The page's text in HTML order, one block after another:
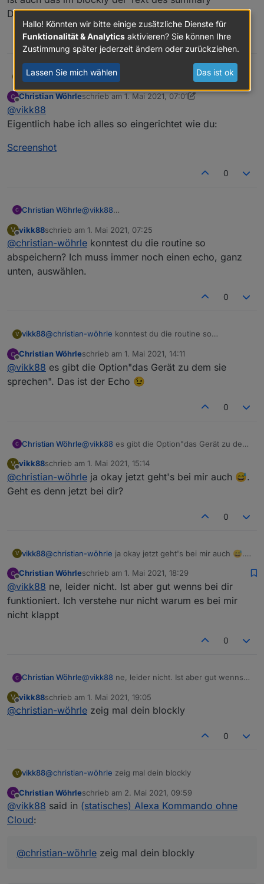
nächsten Schritt nun, ob
summary="ist die wäsche fertig".
Wenn ja, dann führt eure Aktion
aus. Bei mir wird über "speak"
eine Antwort ausgegeben (siehe
Bild). Achtung: das Kommando
muss komplett klein geschrieben
werden!
Datenpunktes alles klein geschrieben ist.
0
vikk88@ christian-wöhrlehast du bei der routine die
benutzerdefinierte Aktion auf Stopp eingestellt? Wichtig
ist auch das im blockly der Text des summary
Offline
Christian Wöhrleschrieb am 1. Mai 2021, 07:01
zuletzt editiert von Christian Wöhrle
@vikk88
Eigentlich habe ich alles so eingerichtet wie du:
Screenshot
0
Christian Wöhrle@vikk88
du:
Screenshot
V
Offline
vikk88schrieb am 1. Mai 2021, 07:25
zuletzt editiert von
@christian-wöhrle konntest du die routine so
abspeichern? Ich muss immer noch einen echo, ganz
unten, auswählen.
0
V vikk88@christian-wöhrle konntest du die routine so
unten, auswählen.
Offline
Christian Wöhrleschrieb am 1. Mai 2021, 14:11
zuletzt editiert von
@vikk88 es gibt die Option"das Gerät zu dem sie
sprechen". Das ist der Echo 😉
0
Christian Wöhrle@vikk88 es gibt die Option"das Gerät zu dem
V
Offline
vikk88schrieb am 1. Mai 2021, 15:14
zuletzt editiert von
@christian-wöhrle ja okay jetzt geht's bei mir auch 😅.
Geht es denn jetzt bei dir?
0
V vikk88@christian-wöhrle ja okay jetzt geht's bei mir auch 😅.
Offline
Christian Wöhrleschrieb am 1. Mai 2021, 18:29
zuletzt editiert von
@vikk88 ne, leider nicht. Ist aber gut wenns bei dir
funktioniert. Ich verstehe nur nicht warum es bei mir
nicht klappt
0
Christian Wöhrle@vikk88 ne, leider nicht. Ist aber gut wenns
warum es bei mir nicht klappt
V
Offline
vikk88schrieb am 1. Mai 2021, 19:05
zuletzt editiert von
@christian-wöhrle zeig mal dein blockly
0
V vikk88@christian-wöhrle zeig mal dein blockly
Offline
Christian Wöhrleschrieb am 2. Mai 2021, 09:59
zuletzt editiert von
@vikk88 said in (statisches) Alexa Kommando ohne
Cloud:
@christian-wöhrle zeig mal dein blockly
Hallo! Könnten wir bitte einige zusätzliche Dienste für
Funktionalität & Analytics aktivieren? Sie können Ihre
Zustimmung später jederzeit ändern oder zurückziehen.
Lassen Sie mich wählen Das ist ok